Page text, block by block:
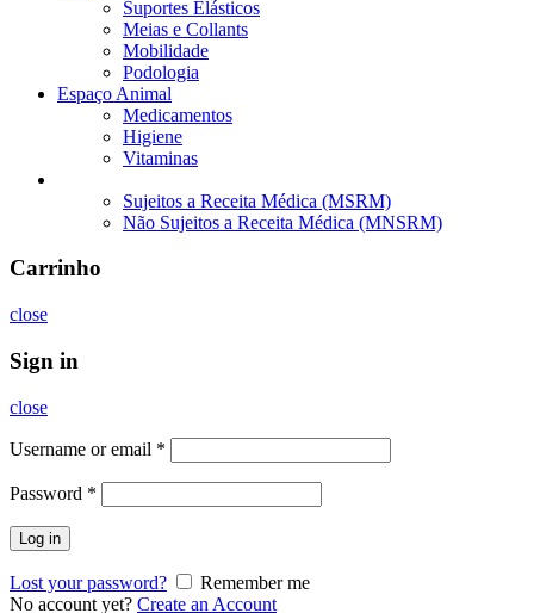
Suportes Elásticos
Meias e Collants
Mobilidade
Podologia
Espaço Animal
Medicamentos
Higiene
Vitaminas
Sujeitos a Receita Médica (MSRM)
Não Sujeitos a Receita Médica (MNSRM)
Carrinho
close
Sign in
close
Username or email *
Password *
Log in
Lost your password?
Remember me
No account yet? Create an Account